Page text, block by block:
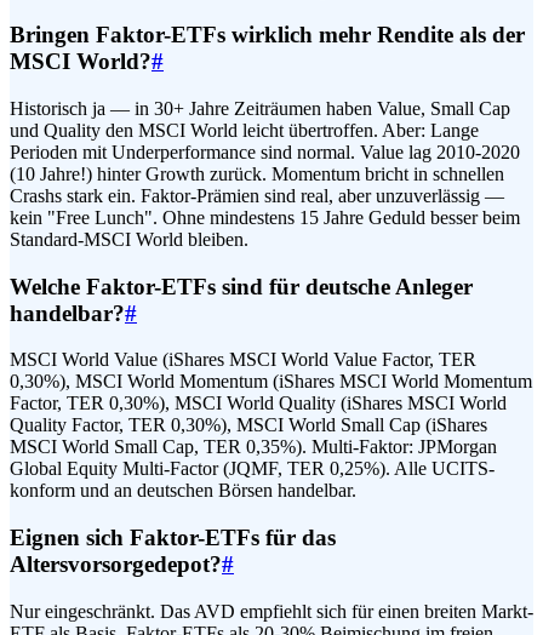
Bringen Faktor-ETFs wirklich mehr Rendite als der
MSCI World?#
Historisch ja — in 30+ Jahre Zeiträumen haben Value, Small Cap
und Quality den MSCI World leicht übertroffen. Aber: Lange
Perioden mit Underperformance sind normal. Value lag 2010-2020
(10 Jahre!) hinter Growth zurück. Momentum bricht in schnellen
Crashs stark ein. Faktor-Prämien sind real, aber unzuverlässig —
kein "Free Lunch". Ohne mindestens 15 Jahre Geduld besser beim
Standard-MSCI World bleiben.
Welche Faktor-ETFs sind für deutsche Anleger
handelbar?#
MSCI World Value (iShares MSCI World Value Factor, TER
0,30%), MSCI World Momentum (iShares MSCI World Momentum
Factor, TER 0,30%), MSCI World Quality (iShares MSCI World
Quality Factor, TER 0,30%), MSCI World Small Cap (iShares
MSCI World Small Cap, TER 0,35%). Multi-Faktor: JPMorgan
Global Equity Multi-Factor (JQMF, TER 0,25%). Alle UCITS-
konform und an deutschen Börsen handelbar.
Eignen sich Faktor-ETFs für das
Altersvorsorgedepot?#
Nur eingeschränkt. Das AVD empfiehlt sich für einen breiten Markt-